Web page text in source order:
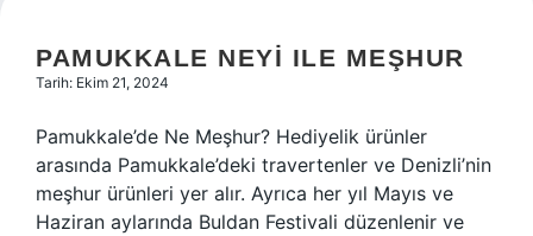
PAMUKKALE NEYI ILE MEŞHUR
Tarih: Ekim 21, 2024
Pamukkale’de Ne Meşhur? Hediyelik ürünler
arasında Pamukkale’deki travertenler ve Denizli’nin
meşhur ürünleri yer alır. Ayrıca her yıl Mayıs ve
Haziran aylarında Buldan Festivali düzenlenir ve